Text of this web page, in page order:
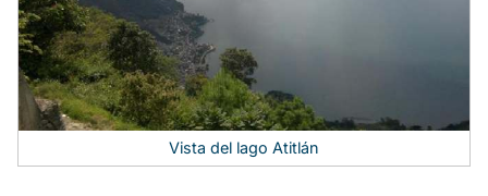
Vista del lago Atitlán